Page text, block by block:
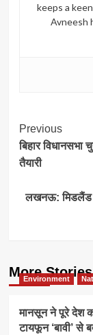
keeps a
Avneesh
Post
Previous
बिहार विधानसभा
तैयारी
लखनऊ: मिडलैंड
More Stories
Environment
मानसून ने पूरे देश
टायफून ‘बावी’ से